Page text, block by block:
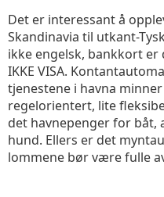
Det er interessant å
Skandinavia til utkant-
ikke engelsk, bankkort er
IKKE VISA.
tjenestene i havna
regelorientert, lite
det havnepenger for båt,
hund. Ellers er det
lommene bør være fulle